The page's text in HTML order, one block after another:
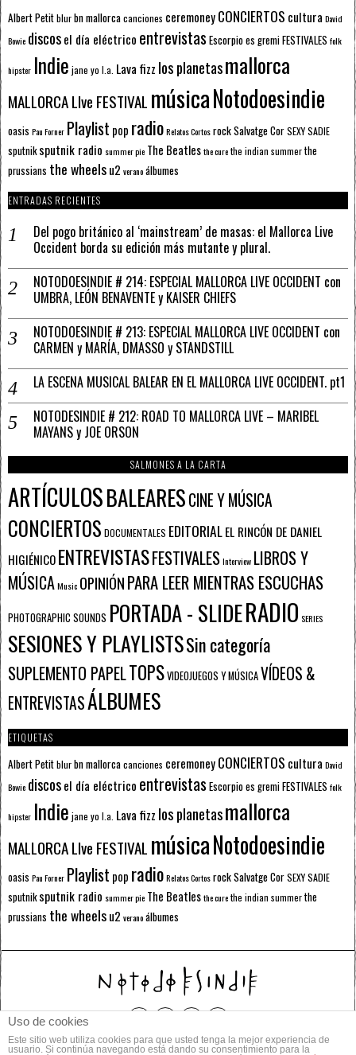
Albert Petitblurbn mallorcacanciones ceremoneyCONCIERTOS cultura David
Bowie discosel día eléctrico entrevistas Escorpioes gremiFESTIVALES folk
hipster Indie jane yo l.a. Lava fizz los planetasmallorca
MALLORCA LIve FESTIVAL músicaNotodoesindie
oasis Pau Forner Playlist pop radioRelatos CortosrockSalvatge CorSEXY SADIE
sputnik sputnik radio summer pie The Beatlesthe curethe indian summerthe
prussians the wheelsu2 veranoálbumes
ENTRADAS RECIENTES
Del pogo británico al ‘mainstream’ de masas: el Mallorca Live
Occident borda su edición más mutante y plural.
NOTODOESINDIE # 214: ESPECIAL MALLORCA LIVE OCCIDENT con
UMBRA, LEÓN BENAVENTE y KAISER CHIEFS
NOTODOESINDIE # 213: ESPECIAL MALLORCA LIVE OCCIDENT con
CARMEN y MARÍA, DMASSO y STANDSTILL
LA ESCENA MUSICAL BALEAR EN EL MALLORCA LIVE OCCIDENT. pt1
NOTODESINDIE # 212: ROAD TO MALLORCA LIVE – MARIBEL
MAYANS y JOE ORSON
SALMONES A LA CARTA
ARTÍCULOSBALEARESCINE Y MÚSICA
CONCIERTOS DOCUMENTALES EDITORIALEL RINCÓN DE DANIEL
HIGIÉNICOENTREVISTASFESTIVALESInterview LIBROS Y
MÚSICAMusic OPINIÓNPARA LEER MIENTRAS ESCUCHAS
PHOTOGRAPHIC SOUNDS PORTADA - SLIDERADIO SERIES
SESIONES Y PLAYLISTSSin categoría
SUPLEMENTO PAPELTOPSVIDEOJUEGOS Y MÚSICAVÍDEOS &
ENTREVISTASÁLBUMES
ETIQUETAS
Albert Petitblurbn mallorcacanciones ceremoneyCONCIERTOS cultura David
Bowie discosel día eléctrico entrevistas Escorpioes gremiFESTIVALES folk
hipster Indie jane yo l.a. Lava fizz los planetasmallorca
MALLORCA LIve FESTIVAL músicaNotodoesindie
oasis Pau Forner Playlist pop radioRelatos CortosrockSalvatge CorSEXY SADIE
sputnik sputnik radio summer pie The Beatlesthe curethe indian summerthe
prussians the wheelsu2 veranoálbumes
© 2014 Todos los derechos reservados.
Uso de cookies
Este sitio web utiliza cookies para que usted tenga la mejor experiencia de
usuario. Si continúa navegando está dando su consentimiento para la